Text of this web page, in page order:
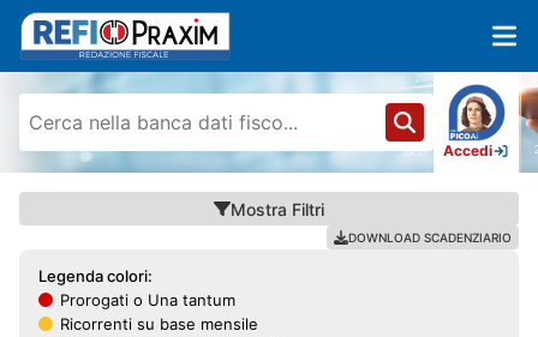
Accedi
Mostra Filtri
DOWNLOAD SCADENZIARIO
Legenda colori:
Prorogati o Una tantum
Ricorrenti su base mensile